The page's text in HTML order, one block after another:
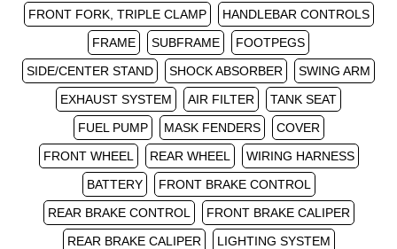
FRONT FORK, TRIPLE CLAMP
HANDLEBAR CONTROLS
FRAME
SUBFRAME
FOOTPEGS
SIDE/CENTER STAND
SHOCK ABSORBER
SWING ARM
EXHAUST SYSTEM
AIR FILTER
TANK SEAT
FUEL PUMP
MASK FENDERS
COVER
FRONT WHEEL
REAR WHEEL
WIRING HARNESS
BATTERY
FRONT BRAKE CONTROL
REAR BRAKE CONTROL
FRONT BRAKE CALIPER
REAR BRAKE CALIPER
LIGHTING SYSTEM